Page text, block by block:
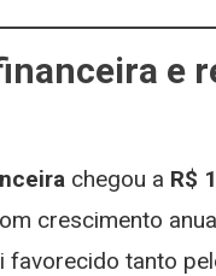
e
chegou a R$
crescimento
favorecido tanto